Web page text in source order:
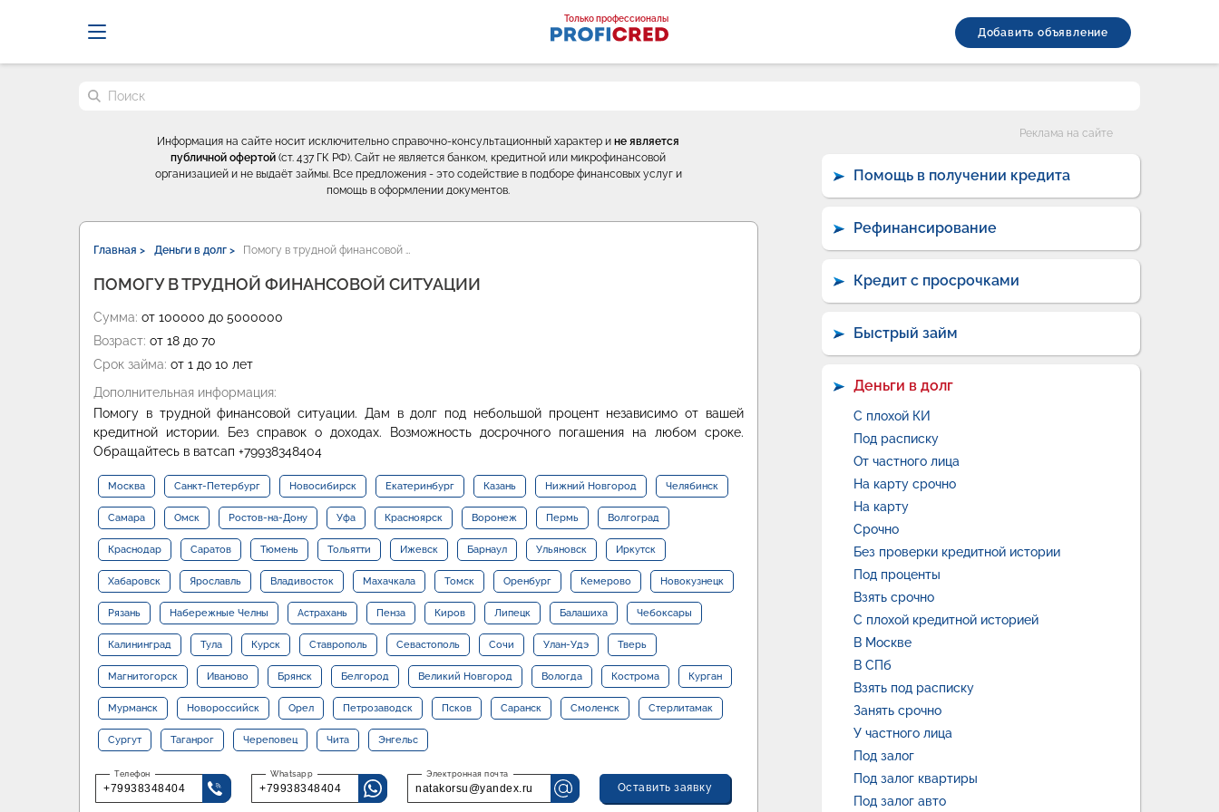
Только профессионалы
Добавить объявление
Поиск по сайту
Информация на сайте носит исключительно справочно-консультационный характер ине является
публичной офертой (ст. 437 ГК РФ). Сайт не является банком, кредитной или микрофинансовой
организацией и не выдаёт займы. Все предложения - это содействие в подборе финансовых услуг и
помощь в оформлении документов.
Главная > Деньги в долг > Помогу в трудной финансовой …
ПОМОГУ В ТРУДНОЙ ФИНАНСОВОЙ СИТУАЦИИ
Сумма: от 100000 до 5000000
Возраст: от 18 до 70
Срок займа: от 1 до 10 лет
Дополнительная информация:
Помогу в трудной финансовой ситуации. Дам в долг под небольшой процент независимо от вашей
кредитной истории. Без справок о доходах. Возможность досрочного погашения на любом сроке.
Обращайтесь в ватсап +79938348404
Москва Санкт-Петербург Новосибирск Екатеринбург Казань Нижний Новгород Челябинск
Самара Омск Ростов-на-Дону Уфа Красноярск Воронеж Пермь Волгоград
Краснодар Саратов Тюмень Тольятти Ижевск Барнаул Ульяновск Иркутск
Хабаровск Ярославль Владивосток Махачкала Томск Оренбург Кемерово Новокузнецк
Рязань Набережные Челны Астрахань Пенза Киров Липецк Балашиха Чебоксары
Калининград Тула Курск Ставрополь Севастополь Сочи Улан-Удэ Тверь
Магнитогорск Иваново Брянск Белгород Великий Новгород Вологда Кострома Курган
Мурманск Новороссийск Орел Петрозаводск Псков Саранск Смоленск Стерлитамак
Сургут Таганрог Череповец Чита Энгельс
+79938348404 +79938348404 natakorsu@yandex.ru Оставить заявку
Реклама на сайте
Помощь в получении кредита
Рефинансирование
Кредит с просрочками
Быстрый займ
Деньги в долг
С плохой КИ
Под расписку
От частного лица
На карту срочно
На карту
Срочно
Без проверки кредитной истории
Под проценты
Взять срочно
С плохой кредитной историей
В Москве
В СПб
Взять под расписку
Занять срочно
У частного лица
Под залог
Под залог квартиры
Под залог авто